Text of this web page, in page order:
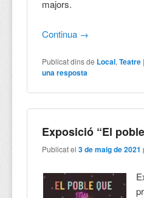
majors.
Continua →
Publicat dins de Local,Teatre |
una resposta
Exposició “El
Publicat el3 de maig de 2021